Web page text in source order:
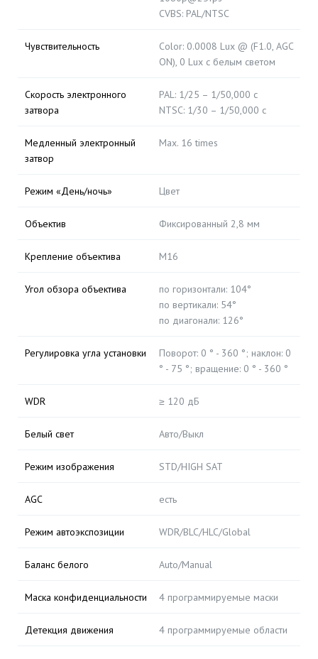
CVBS: PAL/NTSC
Чувствительность
Color: 0.0008 Lux @ (F1.0, AGC
ON), 0 Lux с белым светом
Скорость электронного
затвора
PAL: 1/25 – 1/50,000 с
NTSC: 1/30 – 1/50,000 с
Медленный электронный
затвор
Max. 16 times
Режим «День/ночь» Цвет
Объектив Фиксированный 2,8 мм
Крепление объектива М16
Угол обзора объектива
по горизонтали: 104°
по вертикали: 54°
по диагонали: 126°
Регулировка угла установки
Поворот: 0 ° - 360 °; наклон: 0
° - 75 °; вращение: 0 ° - 360 °
WDR ≥ 120 дБ
Белый свет Авто/Выкл
Режим изображения STD/HIGH SAT
AGC есть
Режим автоэкспозиции WDR/BLC/HLC/Global
Баланс белого Auto/Manual
Маска конфиденциальности 4 программируемые маски
Детекция движения 4 программируемые области